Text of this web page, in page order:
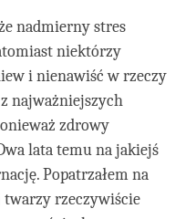
nadmierny stres
niektórzy
i nienawiść w rzeczy
najważniejszych
zdrowy
lata temu na jakiejś
Popatrzałem na
twarzy rzeczywiście